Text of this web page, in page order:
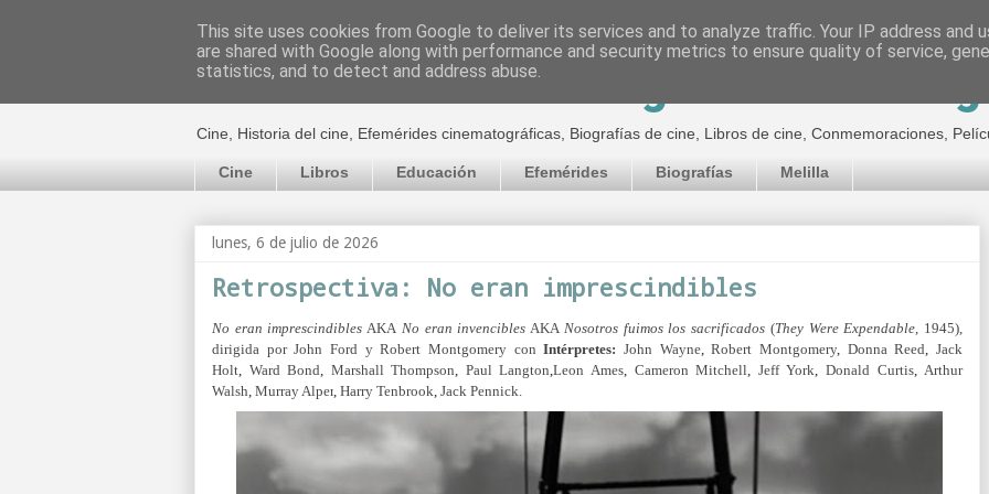
El cultural cinematográfico de Jorge
Cine, Historia del cine, Efemérides cinematográficas, Biografías de cine, Libros de cine, Conmemoraciones,
Cine Libros Educación Efemérides Biografías Melilla
lunes, 6 de julio de 2026
Retrospectiva: No eran imprescindibles
No eran imprescindibles AKA No eran invencibles AKA Nosotros fuimos los sacrificados (They Were Expendable , 1945),
dirigida por John Ford y Robert Montgomery conIntérpretes: John Wayne,Robert Montgomery Donna Reed ,Jack
Holt
Ward Bond Marshall Thompson Paul Langton ,Leon Ames Cameron Mitchell Jeff York Donald Curtis, Arthur
Walsh Murray Alper Harry Tenbrook Jack Pennick.
This site uses cookies from Google to deliver its services and to analyze traffic. Your IP address and
are shared with Google along with performance and security metrics to ensure quality of service,
statistics, and to detect and address abuse.